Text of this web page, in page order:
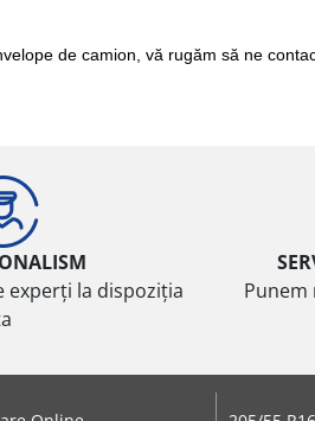
de camion, vă rugăm să ne
experți la dispoziția
Punem